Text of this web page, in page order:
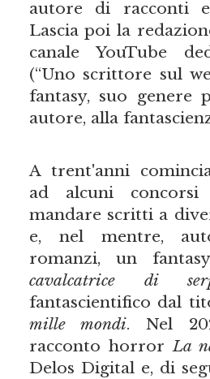
autore di racconti
Lascia poi la
canale YouTube
(“Uno scrittore sul
fantasy, suo genere
autore, alla
A trent'anni
ad alcuni
mandare scritti a
e, nel mentre,
romanzi, un
cavalcatrice di
fantascientifico dal
mille mondi. Nel
racconto horrorLa
Delos Digital e, di